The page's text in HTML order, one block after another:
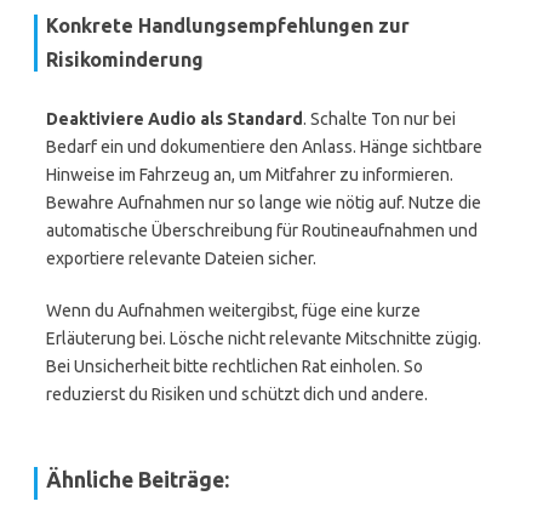
Konkrete Handlungsempfehlungen zur
Risikominderung
Deaktiviere Audio als Standard. Schalte Ton nur bei
Bedarf ein und dokumentiere den Anlass. Hänge sichtbare
Hinweise im Fahrzeug an, um Mitfahrer zu informieren.
Bewahre Aufnahmen nur so lange wie nötig auf. Nutze die
automatische Überschreibung für Routineaufnahmen und
exportiere relevante Dateien sicher.
Wenn du Aufnahmen weitergibst, füge eine kurze
Erläuterung bei. Lösche nicht relevante Mitschnitte zügig.
Bei Unsicherheit bitte rechtlichen Rat einholen. So
reduzierst du Risiken und schützt dich und andere.
Ähnliche Beiträge: